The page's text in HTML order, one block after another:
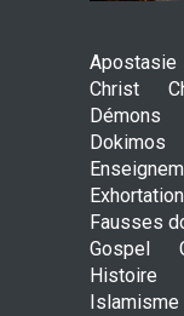
Apostasie
Christ
Démons
Dokimos
Fausses
Gospel
Histoire
Islamisme